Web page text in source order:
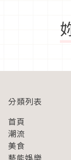
分類列表
首頁
潮流
美食